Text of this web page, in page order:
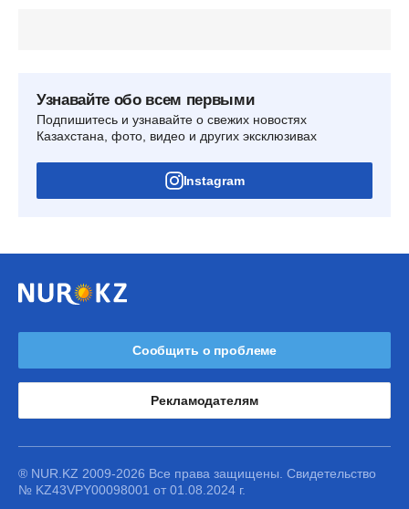
Узнавайте обо всем первыми
Подпишитесь и узнавайте о свежих новостях
Казахстана, фото, видео и других эксклюзивах
Instagram
Сообщить о проблеме
Рекламодателям
® NUR.KZ 2009-2026 Все права защищены. Свидетельство
№ KZ43VPY00098001 от 01.08.2024 г.